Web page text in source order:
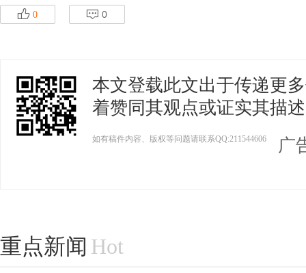
p 0 q 0
本文登载此文出于传递更
着赞同其观点或证实其描
如有稿件内容、版权等问题请联系QQ:211544606 广
重点新闻 Hot